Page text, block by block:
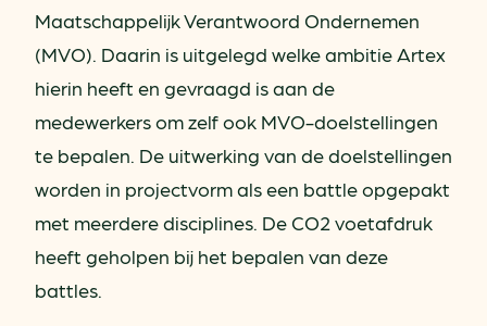
Maatschappelijk Verantwoord Ondernemen
(MVO). Daarin is uitgelegd welke ambitie Artex
hierin heeft en gevraagd is aan de
medewerkers om zelf ook MVO-doelstellingen
te bepalen. De uitwerking van de doelstellingen
worden in projectvorm als een battle opgepakt
met meerdere disciplines. De CO2 voetafdruk
heeft geholpen bij het bepalen van deze
battles.